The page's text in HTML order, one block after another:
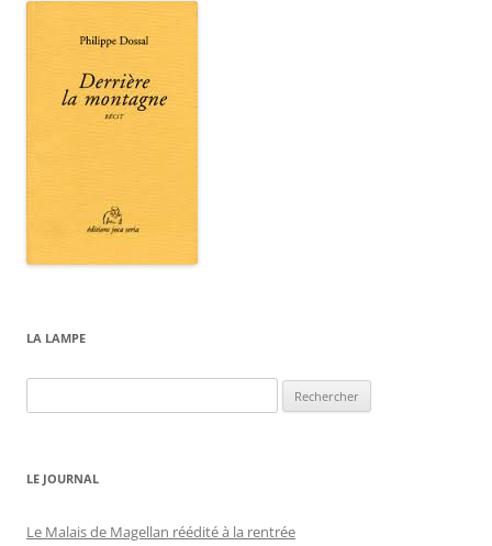
LA LAMPE
LE JOURNAL
Le Malais de Magellan réédité à la rentrée